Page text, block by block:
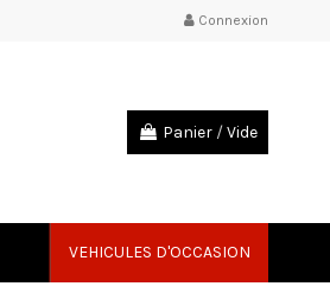
Connexion
Panier /Vide
VEHICULES D'OCCASION